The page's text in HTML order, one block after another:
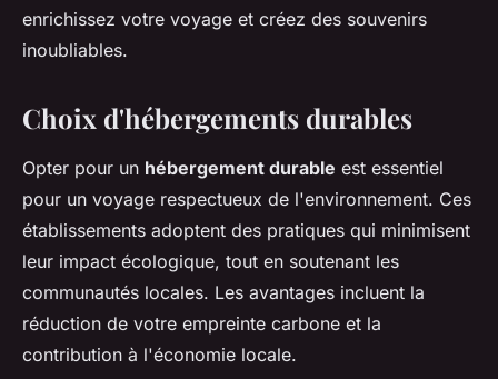
enrichissez votre voyage et créez des souvenirs
inoubliables.
Choix d'hébergements durables
Opter pour un hébergement durable est essentiel
pour un voyage respectueux de l'environnement. Ces
établissements adoptent des pratiques qui minimisent
leur impact écologique, tout en soutenant les
communautés locales. Les avantages incluent la
réduction de votre empreinte carbone et la
contribution à l'économie locale.